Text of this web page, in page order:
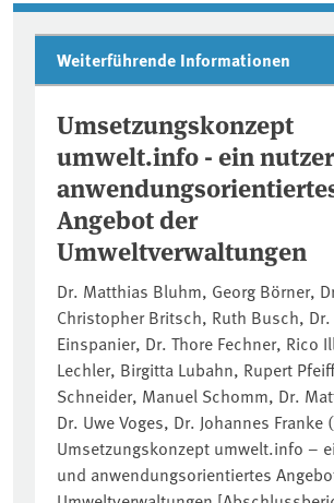
Weiterführende Informationen
Umsetzungskonzept
umwelt.info - ein
Angebot der
Umweltverwaltungen
Dr. Matthias Bluhm, Georg Börner,
Christopher Britsch, Ruth Busch, Dr.
Einspanier, Dr. Thore Fechner, Rico
Lechler, Birgitta Lubahn, Rupert
Schneider, Manuel Schomm, Dr.
Dr. Uwe Voges, Dr. Johannes Franke
Umsetzungskonzept umwelt.info –
und anwendungsorientiertes